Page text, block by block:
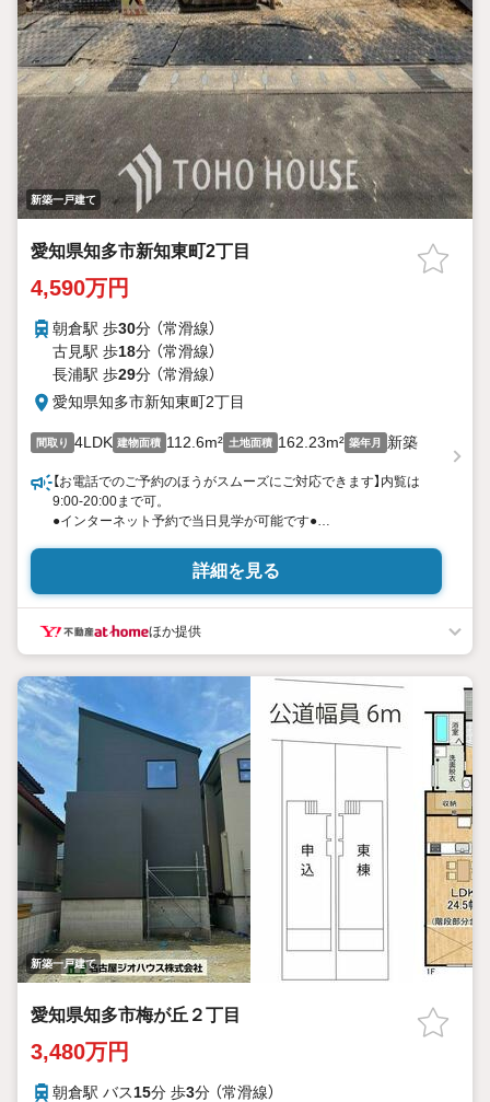
新築一戸建て
愛知県知多市新知東町2丁目
4,590万円
朝倉駅 歩30分 （常滑線）
古見駅 歩18分 （常滑線）
長浦駅 歩29分 （常滑線）
愛知県知多市新知東町2丁目
間取り 4LDK 建物面積 112.6m² 土地面積 162.23m² 築年月 新築
【お電話でのご予約のほうがスムーズにご対応できます】内覧は
9:00-20:00まで可。
●インターネット予約で当日見学が可能です●
（2）本日4日以内をご希望の方は
「ご要望・ご質問欄」に希望日時をご記入ください！
スタッフ一同、すべてのお客様に対して、自分の家族や仲の良い
友人に対するときと同じ気持ちで接客させていただいています。
お客様ひとりひとりが理想の住宅と出会い、住宅ローンやその他
のサービスの内容にもご満足いただき、ご納得されるまで、お付
き合いをさせていただきます。私たちが携わる不動産ビジネスで
は安全で安心な取引を実現することはプロとしての使命です。営
業スタッフを管理職が常にサポートする体制で、ダブルチェック
はもちろん何度も報告と確認を繰り返し、取引の安全性を追求し
ています。ご覧いただきありがとうございます！
詳細を見る
ほか提供
新築一戸建て
愛知県知多市梅が丘２丁目
3,480万円
朝倉駅 バス15分 歩3分 （常滑線）